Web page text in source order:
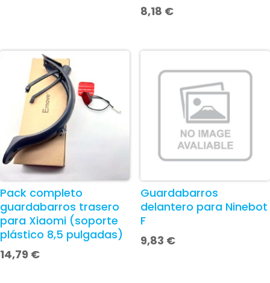
8,18 €
Pack completo
guardabarros trasero
para Xiaomi (soporte
plástico 8,5 pulgadas)
14,79 €
Guardabarros
delantero para Ninebot
F
9,83 €